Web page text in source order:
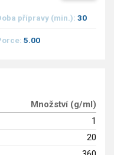
přípravy (min.): 30
5.00
Množství (g/ml)
1
20